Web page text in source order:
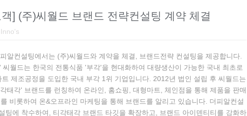
] (주)씨월드 브랜드 전략컨설팅 계약 체결
Inno's
알컨설팅에서는 (주)씨월드와 계약을 체결, 브랜드전략 컨설팅을 제공합니다.
씨월드는 한국의 전통식품 '부각'을 현대화하여 대량생산이 가능한 국내 최초로
트 제조공정을 도입한 국내 부각 1위 기업입니다. 2012년 법인 설립 후 씨월드는
태각' 브랜드를 런칭하여 온라인, 홈쇼핑, 대형마트, 체인점을 통해 제품을 판매
비롯하여 온&오프라인 마케팅을 통해 브랜드를 알리고 있습니다. 더피알컨설
팅에 착수하여, 티각태각 브랜드 타깃을 확장하고, 브랜드 아이덴티티를 강화하